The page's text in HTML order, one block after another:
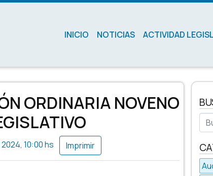
INICIO NOTICIAS ACTIVIDAD
ORDINARIA NOVENO
10:00 hs